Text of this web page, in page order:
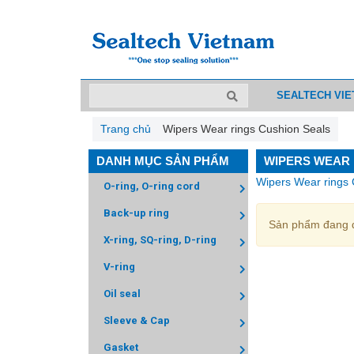
SEALTECH
Trang chủ Wipers Wear rings Cushion Seals
DANH MỤC SẢN PHẨM
O-ring, O-ring cord
Back-up ring
X-ring, SQ-ring, D-ring
V-ring
Oil seal
Sleeve & Cap
Gasket
WIPERS
Wipers Wear rings
Sản phẩm đang